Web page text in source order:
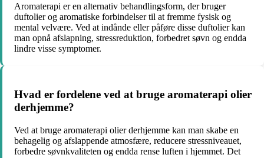
Aromaterapi er en alternativ behandlingsform, der bruger
duftolier og aromatiske forbindelser til at fremme fysisk og
mental velvære. Ved at indånde eller påføre disse duftolier kan
man opnå afslapning, stressreduktion, forbedret søvn og endda
lindre visse symptomer.
Hvad er fordelene ved at bruge aromaterapi olier
derhjemme?
Ved at bruge aromaterapi olier derhjemme kan man skabe en
behagelig og afslappende atmosfære, reducere stressniveauet,
forbedre søvnkvaliteten og endda rense luften i hjemmet. Det